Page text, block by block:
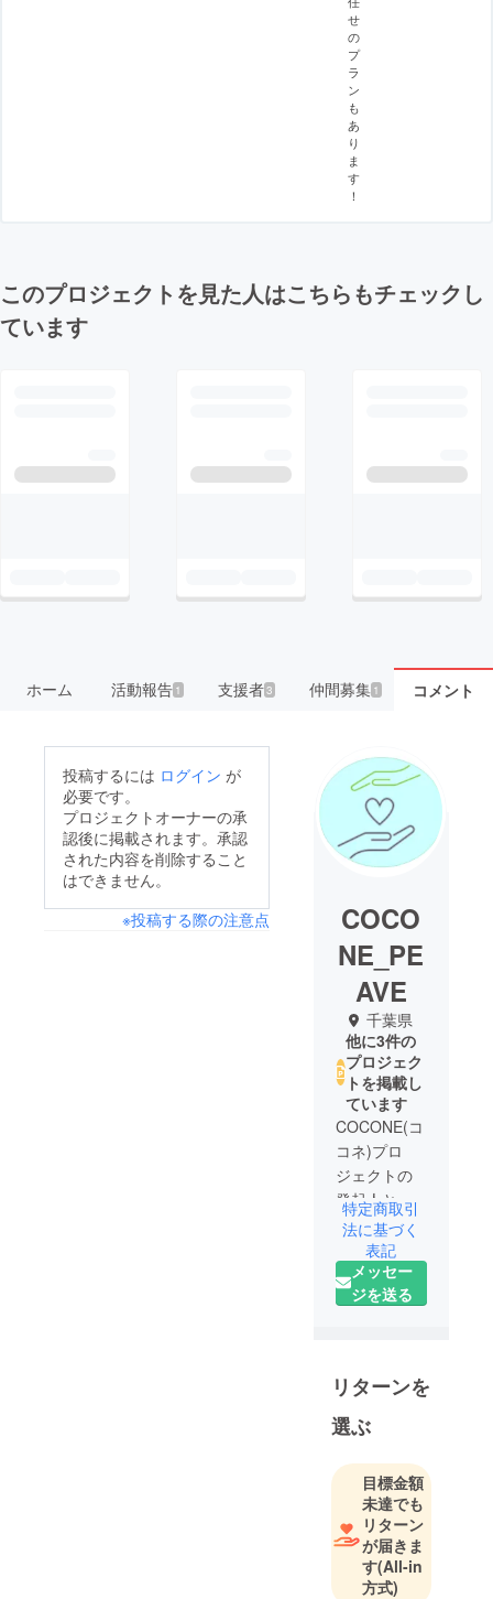
せ
の
プ
ラ
ン
も
あ
り
ま
す
！
このプロジェクトを見た人はこちらもチェックし
ています
ホーム 活動報告1 支援者3 仲間募集 1 コメント
投稿するには ログイン が
必要です。
プロジェクトオーナーの承
認後に掲載されます。承認
された内容を削除すること
はできません。
※投稿する際の注意点
COCO
NE_PE
AVE
千葉県
他に3件の
プロジェク
トを掲載し
ています
COCONE(コ
コネ)プロ
ジェクトの
発起人とな
ります。
私の考えや
想いをプロ
ジェクトに
を頂けます
と幸いで
す。
特定商取引
法に基づく
表記
メッセー
ジを送る
リターンを
選ぶ
目標金額
未達でも
リターン
が届きま
す(All-in
方式)